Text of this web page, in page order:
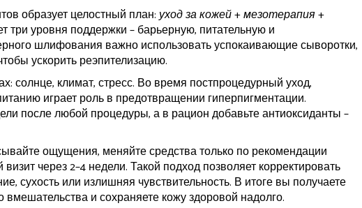
образует целостный план:уход за кожей+мезотерапия+
три уровня поддержки – барьерную, питательную и
шлифования важно использовать успокаивающие сыворотки,
ускорить реэпителизацию.
солнце, климат, стресс. Во время постпроцедурный уход,
играет роль в предотвращении гиперпигментации.
после любой процедуры, а в рацион добавьте антиоксиданты –
ощущения, меняйте средства только по рекомендации
через 2–4 недели. Такой подход позволяет корректировать
сухость или излишняя чувствительность. В итоге вы получаете
и сохраняете кожу здоровой надолго.